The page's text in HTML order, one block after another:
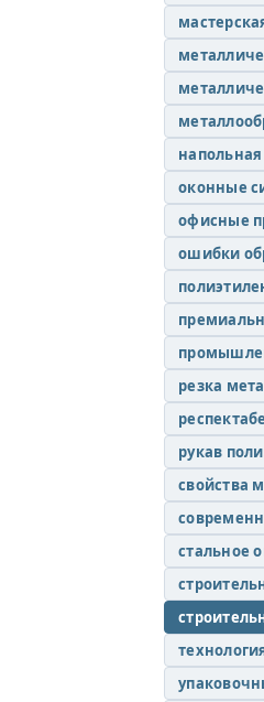
оконные
офисные
ошибки
резка
рукав
свойства
стальное